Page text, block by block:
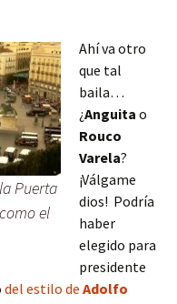
Puerta
el
Ahí va otro
que tal
baila…
¿Anguita o
Rouco
Varela?
¡Válgame
dios! Podría
haber
elegido para
presidente
del estilo de Adolfo